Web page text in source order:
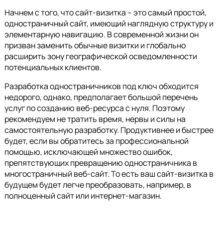
Начнем с того, что сайт-визитка – это самый простой,
одностраничный сайт, имеющий наглядную структуру и
элементарную навигацию. В современной жизни он
призван заменить обычные визитки и глобально
расширить зону географической осведомленности
потенциальных клиентов.
Разработка одностраничников под ключ обходится
недорого, однако, предполагает большой перечень
услуг по созданию веб-ресурса с нуля. Поэтому
рекомендуем не тратить время, нервы и силы на
самостоятельную разработку. Продуктивнее и быстрее
будет, если вы обратитесь за профессиональной
помощью, исключающей множество ошибок,
препятствующих превращению одностраничника в
многостраничный веб-сайт. То есть ваш сайт-визитка в
будущем будет легче преобразовать, например, в
полноценный сайт или интернет-магазин.